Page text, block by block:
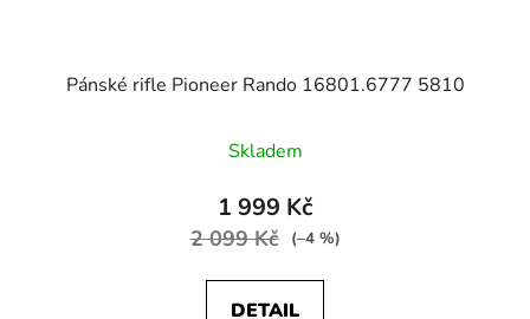
Pánské rifle Pioneer Rando 16801.6777 5810
Skladem
1 999 Kč
2 099 Kč (–4 %)
DETAIL